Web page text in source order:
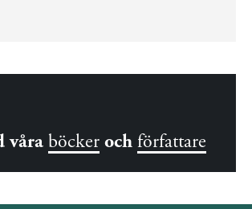
våra böcker och författare